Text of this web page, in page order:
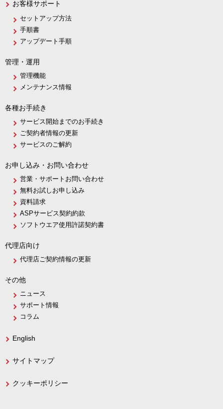
お客様サポート
セットアップ方法
手順書
アップデート手順
管理・運用
管理機能
メンテナンス情報
各種お手続き
サービス開始までのお手続き
ご契約者情報の更新
サービスのご解約
お申し込み・お問い合わせ
営業・サポートお問い合わせ
無料お試しお申し込み
資料請求
ASPサービス契約約款
ソフトウエア使用許諾契約書
代理店向け
代理店ご契約情報の更新
その他
ニュース
サポート情報
コラム
English
サイトマップ
クッキーポリシー